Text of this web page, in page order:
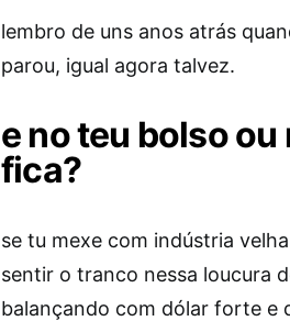
lembro de uns anos atrás
parou, igual agora talvez.
e no teu bolso
fica?
se tu mexe com indústria
sentir o tranco nessa loucura
balançando com dólar forte e